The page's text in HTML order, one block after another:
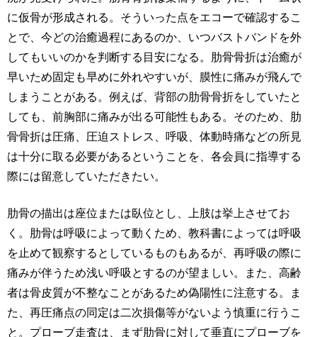
に仮骨が形成される。そういった点をエコーで確認するこ
とで、今どの治癒過程にあるのか、いつバストバンドを外
してもいいのかを判断する目安になる。肋骨骨折は治癒が
早いため固定も早めに外れやすいが、膜性に痛みが飛んで
しまうことがある。例えば、背部の肋骨骨折をしていたと
しても、前胸部に痛みが出る可能性もある。そのため、肋
骨骨折は圧痛、圧迫ストレス、呼吸、体動時痛などの所見
は十分に取る必要があるということを、各会員に指導する
際には留意していただきたい。
肋骨の描出は座位または臥位とし、上肢は挙上させてお
く。肋骨は呼吸によって動くため、教科書によっては呼吸
を止めて観察するとしているものもあるが、再呼吸の際に
痛みが伴うため浅い呼吸とするのが望ましい。また、高齢
者は骨皮質が不整なことがあるため偽陽性に注意する。ま
た、再圧痛点の同定は二次損傷等がないよう慎重に行うこ
と。プローブ走査は、まず肋骨に対して垂直にプローブを